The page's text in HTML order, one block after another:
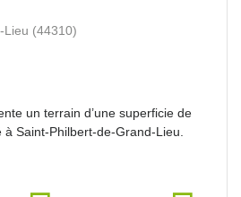
Lieu (44310)
un terrain d’une superficie de
Saint-Philbert-de-Grand-Lieu.